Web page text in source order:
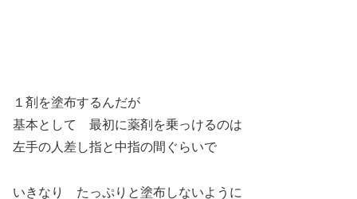
１剤を塗布するんだが
基本として 最初に薬剤を乗っけるのは
左手の人差し指と中指の間ぐらいで
いきなり たっぷりと塗布しないように